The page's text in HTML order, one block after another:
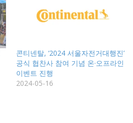
콘티넨탈, ‘2024 서울자전거대행진’
공식 협찬사 참여 기념 온·오프라인
이벤트 진행
2024-05-16